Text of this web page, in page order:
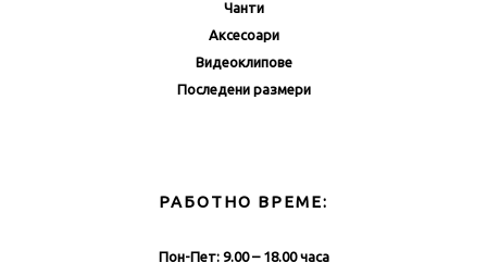
Чанти
Аксесоари
Видеоклипове
Последени размери
РАБОТНО ВРЕМЕ:
Пон-Пет: 9.00 – 18.00 часа